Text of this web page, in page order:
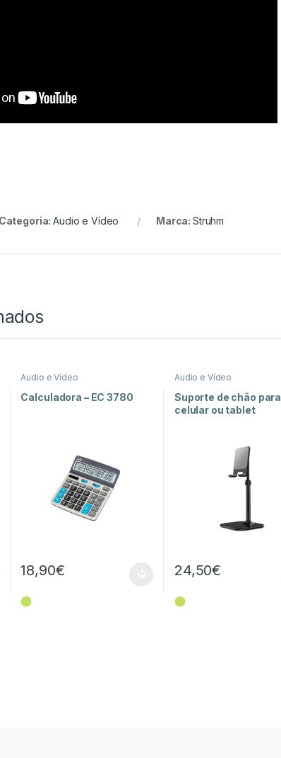
Categoria:Audio e Vídeo Marca:Struhm
Audio e Vídeo
Calculadora – EC 3780
18,90€
⬤
Audio e Vídeo
Suporte de chão para
celular ou tablet
24,50€
⬤